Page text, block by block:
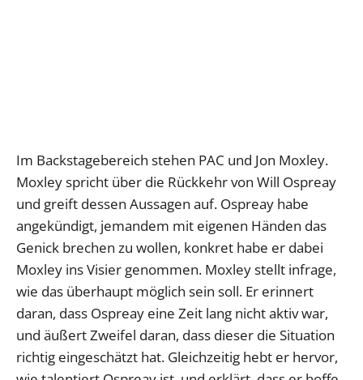
Im Backstagebereich stehen PAC und Jon Moxley.
Moxley spricht über die Rückkehr von Will Ospreay
und greift dessen Aussagen auf. Ospreay habe
angekündigt, jemandem mit eigenen Händen das
Genick brechen zu wollen, konkret habe er dabei
Moxley ins Visier genommen. Moxley stellt infrage,
wie das überhaupt möglich sein soll. Er erinnert
daran, dass Ospreay eine Zeit lang nicht aktiv war,
und äußert Zweifel daran, dass dieser die Situation
richtig eingeschätzt hat. Gleichzeitig hebt er hervor,